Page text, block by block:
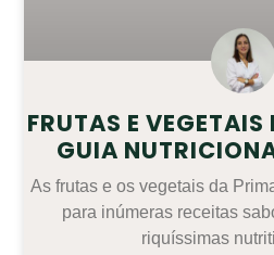
FRUTAS E
GUIA
As frutas e os vegetais da
para inúmeras receitas
riquíssimas